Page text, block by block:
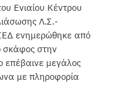
Ενιαίου Κέντρου
Λ.Σ.-
ενημερώθηκε από
σκάφος στην
επέβαινε μεγάλος
με πληροφορία